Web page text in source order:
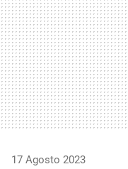
17 Agosto 2023